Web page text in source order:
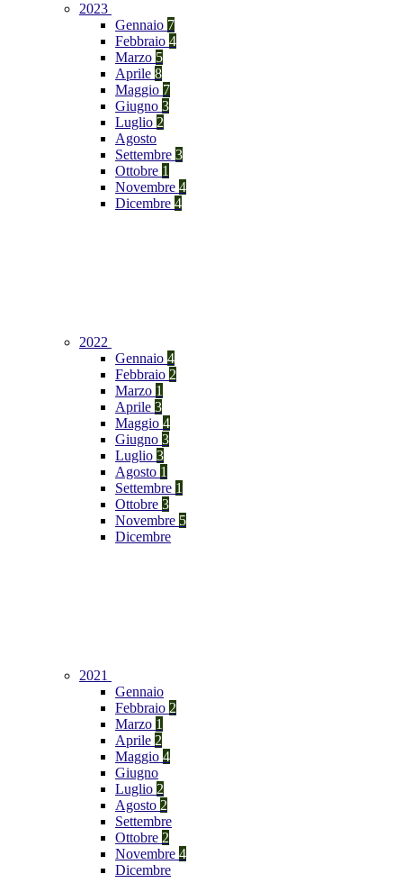
2023
Gennaio 7
Febbraio 4
Marzo 5
Aprile 8
Maggio 7
Giugno 3
Luglio 2
Agosto
Settembre 3
Ottobre 1
Novembre 4
Dicembre 4
2022
Gennaio 4
Febbraio 2
Marzo 1
Aprile 3
Maggio 4
Giugno 3
Luglio 3
Agosto 1
Settembre 1
Ottobre 3
Novembre 5
Dicembre
2021
Gennaio
Febbraio 2
Marzo 1
Aprile 2
Maggio 4
Giugno
Luglio 2
Agosto 2
Settembre
Ottobre 2
Novembre 4
Dicembre